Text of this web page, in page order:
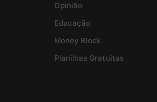
Opinião
Educação
Money Block
Planilhas Gratuitas